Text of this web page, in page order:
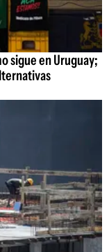
sigue en Uruguay;